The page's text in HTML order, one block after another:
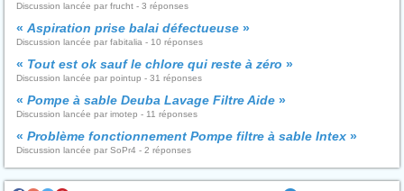
Discussion lancée par frucht - 3 réponses
« Aspiration prise balai défectueuse »
Discussion lancée par fabitalia - 10 réponses
« Tout est ok sauf le chlore qui reste à zéro »
Discussion lancée par pointup - 31 réponses
« Pompe à sable Deuba Lavage Filtre Aide »
Discussion lancée par imotep - 11 réponses
« Problème fonctionnement Pompe filtre à sable Intex »
Discussion lancée par SoPr4 - 2 réponses